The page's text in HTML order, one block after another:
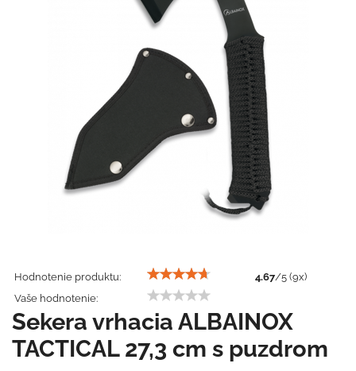
Hodnotenie produktu: 4.67/5 (9x)
Vaše hodnotenie:
Sekera vrhacia ALBAINOX
TACTICAL 27,3 cm s puzdrom